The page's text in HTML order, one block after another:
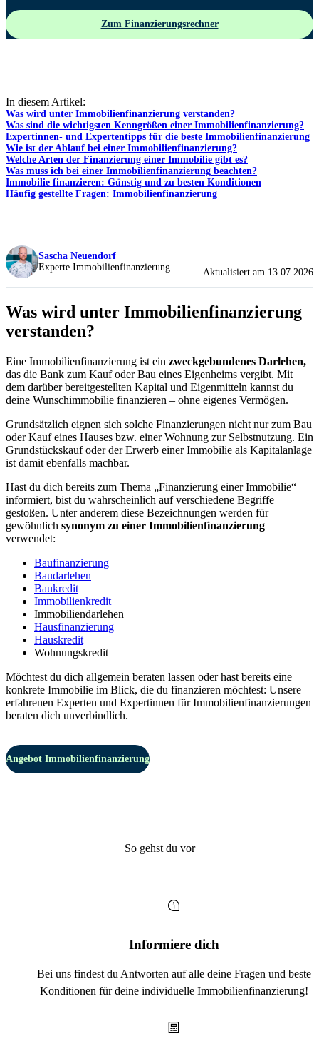
Zum Finanzierungsrechner
In diesem Artikel:
Was wird unter Immobilienfinanzierung verstanden?
Was sind die wichtigsten Kenngrößen einer Immobilienfinanzierung?
Expertinnen- und Expertentipps für die beste Immobilienfinanzierung
Wie ist der Ablauf bei einer Immobilienfinanzierung?
Welche Arten der Finanzierung einer Immobilie gibt es?
Was muss ich bei einer Immobilienfinanzierung beachten?
Immobilie finanzieren: Günstig und zu besten Konditionen
Häufig gestellte Fragen: Immobilienfinanzierung
Sascha Neuendorf
Experte Immobilienfinanzierung
Aktualisiert am 13.07.2026
Was wird unter Immobilienfinanzierung
verstanden?
Eine Immobilienfinanzierung ist ein zweckgebundenes Darlehen,
das die Bank zum Kauf oder Bau eines Eigenheims vergibt. Mit
dem darüber bereitgestellten Kapital und Eigenmitteln kannst du
deine Wunschimmobilie finanzieren – ohne eigenes Vermögen.
Grundsätzlich eignen sich solche Finanzierungen nicht nur zum Bau
oder Kauf eines Hauses bzw. einer Wohnung zur Selbstnutzung. Ein
Grundstückskauf oder der Erwerb einer Immobilie als Kapitalanlage
ist damit ebenfalls machbar.
Hast du dich bereits zum Thema „Finanzierung einer Immobilie“
informiert, bist du wahrscheinlich auf verschiedene Begriffe
gestoßen. Unter anderem diese Bezeichnungen werden für
gewöhnlich synonym zu einer Immobilienfinanzierung
verwendet:
Baufinanzierung
Baudarlehen
Baukredit
Immobilienkredit
Immobiliendarlehen
Hausfinanzierung
Hauskredit
Wohnungskredit
Möchtest du dich allgemein beraten lassen oder hast bereits eine
konkrete Immobilie im Blick, die du finanzieren möchtest: Unsere
erfahrenen Experten und Expertinnen für Immobilienfinanzierungen
beraten dich unverbindlich.
Angebot Immobilienfinanzierung
So gehst du vor
Informiere dich
Bei uns findest du Antworten auf alle deine Fragen und beste
Konditionen für deine individuelle Immobilienfinanzierung!